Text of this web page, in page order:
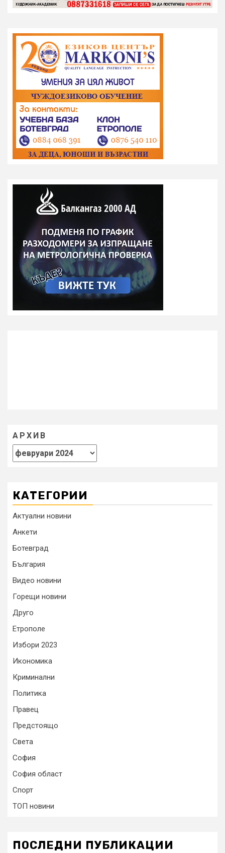
АРХИВ
КАТЕГОРИИ
Актуални новини
Анкети
Ботевград
България
Видео новини
Горещи новини
Друго
Етрополе
Избори 2023
Икономика
Криминални
Политика
Правец
Предстоящо
Света
София
София област
Спорт
ТОП новини
ПОСЛЕДНИ ПУБЛИКАЦИИ